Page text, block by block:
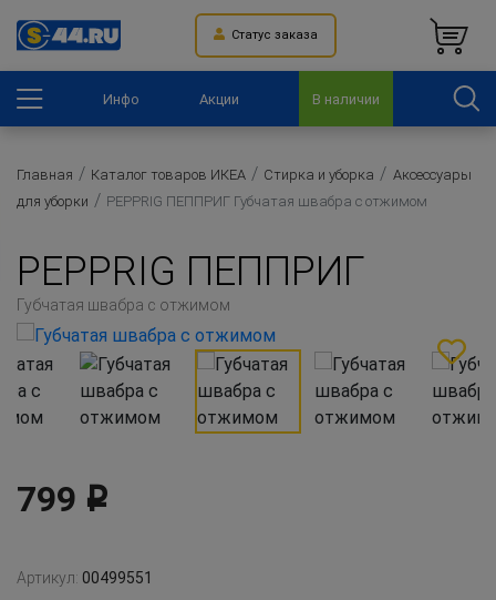
Статус заказа
Инфо Акции В наличии
Главная Каталог товаров ИКЕА Стирка и уборка
Аксессуары
для уборки
PEPPRIG ПЕППРИГ Губчатая швабра с отжимом
PEPPRIG ПЕППРИГ
Губчатая швабра с отжимом
799 Р
Артикул: 00499551